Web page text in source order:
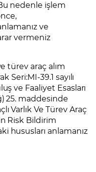
nedenle işlem
ve
vermeniz
türev araç alım
Seri:MI-39.1 sayılı
ve Faaliyet Esasları
25. maddesinde
Varlık Ve Türev Araç
Risk Bildirim
hususları anlamanız